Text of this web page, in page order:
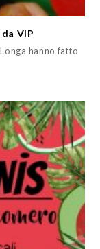
VIP
hanno fatto